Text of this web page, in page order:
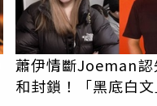
蕭伊情斷Joeman認
和封鎖！「黑底白